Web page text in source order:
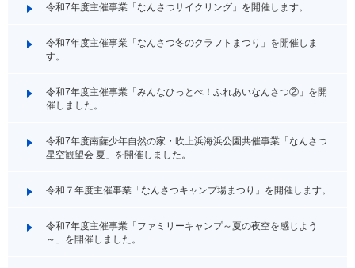
令和7年度主催事業「なんさつサイクリング」を開催します。
令和7年度主催事業「なんさつ冬のクラフトまつり」を開催しま
す。
令和7年度主催事業「みんなひっとべ！ふれあいなんさつ②」を開
催しました。
令和7年度南薩少年自然の家・吹上浜海浜公園共催事業「なんさつ
星空観望会 夏」を開催しました。
令和７年度主催事業「なんさつキャンプ場まつり」を開催します。
令和7年度主催事業「ファミリーキャンプ～夏の夜空を感じよう
～」を開催しました。